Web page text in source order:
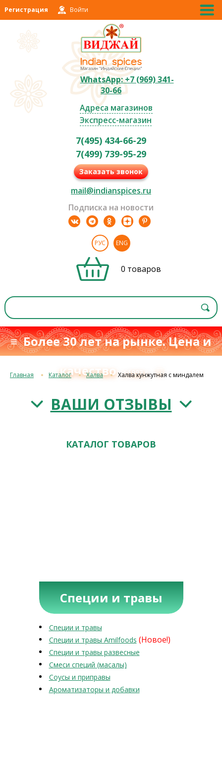
Регистрация Войти
WhatsApp: +7 (969) 341-
30-66
Адреса магазинов
Экспресс-магазин
7(495) 434-66-29
7(499) 739-95-29
Заказать звонок
mail@indianspices.ru
Подписка на новости
РУС ENG
0 товаров
≡ Более 30 лет на рынке. Цена и
качествос 1993 г.≡
Главная Каталог Халва Халва кунжутная с миндалем
ВАШИ ОТЗЫВЫ
КАТАЛОГ ТОВАРОВ
Специи и травы
Специи и травы
Специи и травы Amilfoods (Новое!)
Специи и травы развесные
Смеси специй (масалы)
Соусы и приправы
Ароматизаторы и добавки